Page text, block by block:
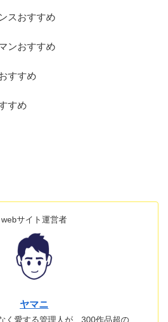
スおすすめ
ンおすすめ
すすめ
すめ
webサイト運営者
ヤマニ
く愛する管理人が、300作品超の